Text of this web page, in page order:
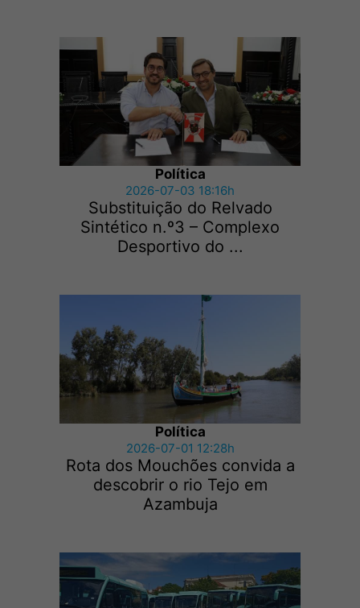
Política
2026-07-03 18:16h
Substituição do Relvado
Sintético n.º3 – Complexo
Desportivo do ...
Política
2026-07-01 12:28h
Rota dos Mouchões convida a
descobrir o rio Tejo em
Azambuja